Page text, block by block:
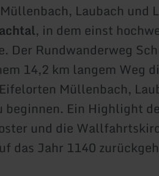
Laubach und
, in dem einst
Der Rundwanderweg
14,2 km langem Weg
Müllenbach,
beginnen. Ein Highlight
und die
das Jahr 1140